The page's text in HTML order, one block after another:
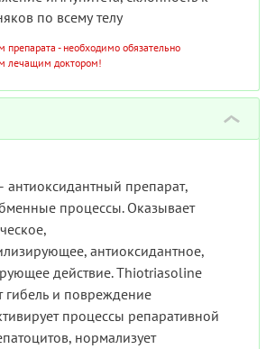
по всему телу
препарата - необходимо обязательно
лечащим доктором!
›
антиоксидантный препарат,
процессы. Оказывает
антиоксидантное,
действие. Thiotriasoline
гибель и повреждение
процессы репаративной
нормализует